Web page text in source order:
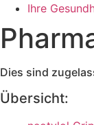
Ihre
Dies sind
Übersicht: